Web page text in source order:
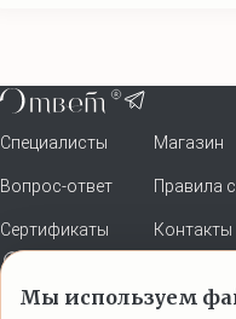
Специалисты Магазин
Вопрос-ответ Правила
Сертификаты
Контакты
Адрес приема уточняйте в
По всем вопросам
Мы используем